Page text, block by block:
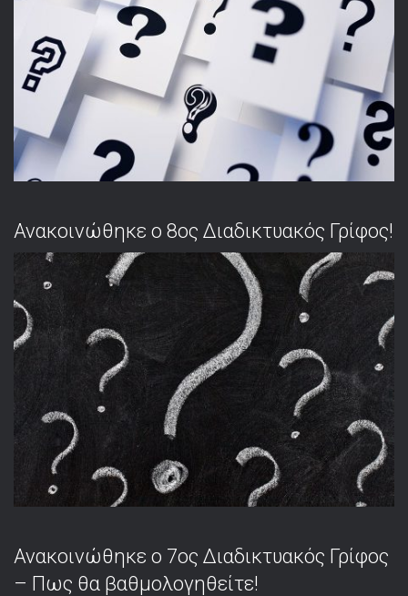
Ανακοινώθηκε ο 8ος Διαδικτυακός Γρίφος!
Ανακοινώθηκε ο 7ος Διαδικτυακός Γρίφος
– Πως θα βαθμολογηθείτε!